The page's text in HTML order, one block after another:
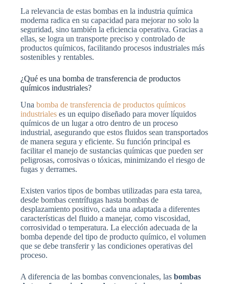
La relevancia de estas bombas en la industria química
moderna radica en su capacidad para mejorar no solo la
seguridad, sino también la eficiencia operativa. Gracias a
ellas, se logra un transporte preciso y controlado de
productos químicos, facilitando procesos industriales más
sostenibles y rentables.
¿Qué es una bomba de transferencia de productos
químicos industriales?
Una bomba de transferencia de productos químicos
industriales es un equipo diseñado para mover líquidos
químicos de un lugar a otro dentro de un proceso
industrial, asegurando que estos fluidos sean transportados
de manera segura y eficiente. Su función principal es
facilitar el manejo de sustancias químicas que pueden ser
peligrosas, corrosivas o tóxicas, minimizando el riesgo de
fugas y derrames.
Existen varios tipos de bombas utilizadas para esta tarea,
desde bombas centrífugas hasta bombas de
desplazamiento positivo, cada una adaptada a diferentes
características del fluido a manejar, como viscosidad,
corrosividad o temperatura. La elección adecuada de la
bomba depende del tipo de producto químico, el volumen
que se debe transferir y las condiciones operativas del
proceso.
A diferencia de las bombas convencionales, las bombas